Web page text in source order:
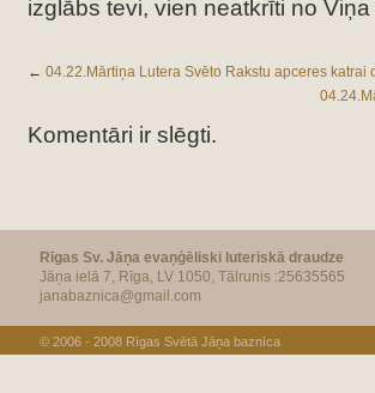
izglābs tevi, vien neatkrīti no
← 04.22.Mārtiņa Lutera Svēto Rakstu apceres katrai
Komentāri ir slēgti.
Rīgas Sv. Jāņa evaņģēliski luteriskā draudze
Jāņa ielā 7, Rīga, LV 1050, Tālrunis :25635565
janabaznica@gmail.com
© 2006 - 2008 Rīgas Svētā Jāņa baznīca